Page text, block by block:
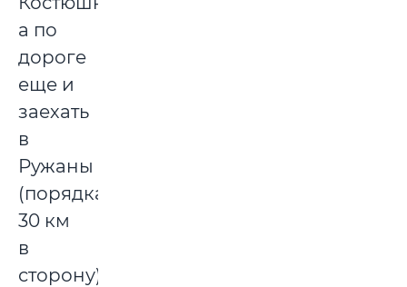
а по
дороге
еще и
заехать
в
Ружаны
(порядка
30 км
в
сторону),